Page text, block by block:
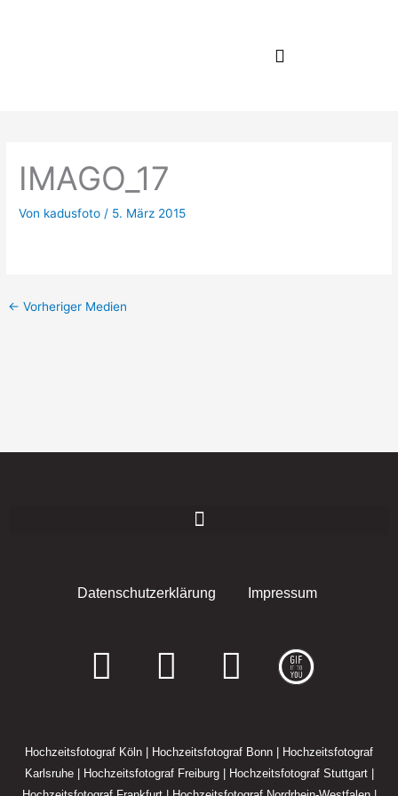
IMAGO_17
Von kadusfoto / 5. März 2015
← Vorheriger Medien
Datenschutzerklärung Impressum
F
c
e
I
s
t
E
v
e
Hochzeitsfotograf Köln Hochzeitsfotograf Bonn
Hochzeitsfotograf
Karlsruhe| Hochzeitsfotograf Freiburg| Hochzeitsfotograf Stuttgart|